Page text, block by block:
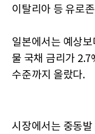
이탈리아 등 유로
일본에서는 예상
물 국채 금리가
수준까지 올랐다.
시장에서는 중동